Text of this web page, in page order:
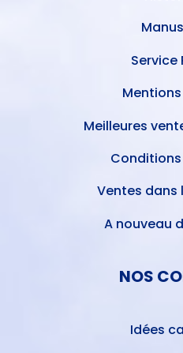
Service
Meilleures
Ventes dans
A nouveau
NOS
Idées